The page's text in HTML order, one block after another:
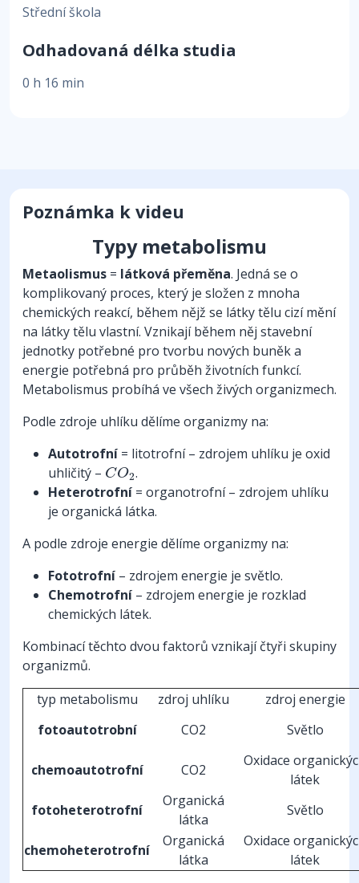
Střední škola
Odhadovaná délka studia
0 h 16 min
Poznámka k videu
Typy metabolismu
Metaolismus = látková přeměna. Jedná se o
komplikovaný proces, který je složen z mnoha
chemických reakcí, během nějž se látky tělu cizí mění
na látky tělu vlastní. Vznikají během něj stavební
jednotky potřebné pro tvorbu nových buněk a
energie potřebná pro průběh životních funkcí.
Metabolismus probíhá ve všech živých organizmech.
Podle zdroje uhlíku dělíme organizmy na:
Autotrofní = litotrofní – zdrojem uhlíku je oxid
uhličitý – CO2
CO2 .
Heterotrofní = organotrofní – zdrojem uhlíku
je organická látka.
A podle zdroje energie dělíme organizmy na:
Fototrofní – zdrojem energie je světlo.
Chemotrofní – zdrojem energie je rozklad
chemických látek.
Kombinací těchto dvou faktorů vznikají čtyři skupiny
organizmů.
typ metabolismu
zdroj uhlíku
zdroj energie
fotoautotrobní
CO2 Světlo
chemoautotrofní CO2
Oxidace
látek
fotoheterotrofní
Organická
látka
Světlo
chemoheterotrofní
Organická
látka
Oxidace
látek